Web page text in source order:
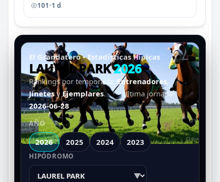
101•1 d
El Grandatero • Estadísticas Hípicas
LAUREL PARK2026
Rankings por temporada: Entrenadores,
JinetesyEjemplares. • Última jornada:
2026-06-28
AÑO
2026 2025 2024 2023
HIPÓDROMO
▼